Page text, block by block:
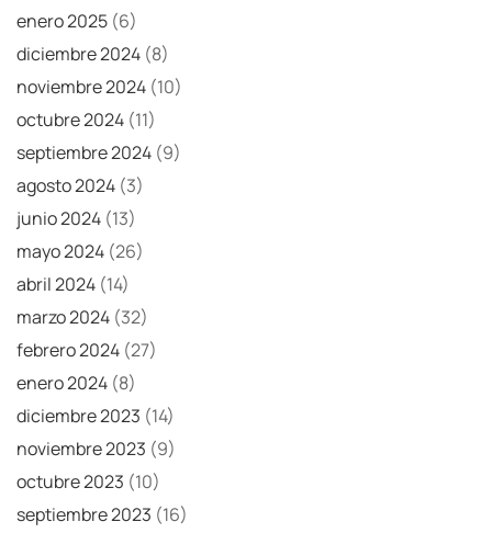
enero 2025 (6)
diciembre 2024 (8)
noviembre 2024 (10)
octubre 2024 (11)
septiembre 2024 (9)
agosto 2024 (3)
junio 2024 (13)
mayo 2024 (26)
abril 2024 (14)
marzo 2024 (32)
febrero 2024 (27)
enero 2024 (8)
diciembre 2023 (14)
noviembre 2023 (9)
octubre 2023 (10)
septiembre 2023 (16)